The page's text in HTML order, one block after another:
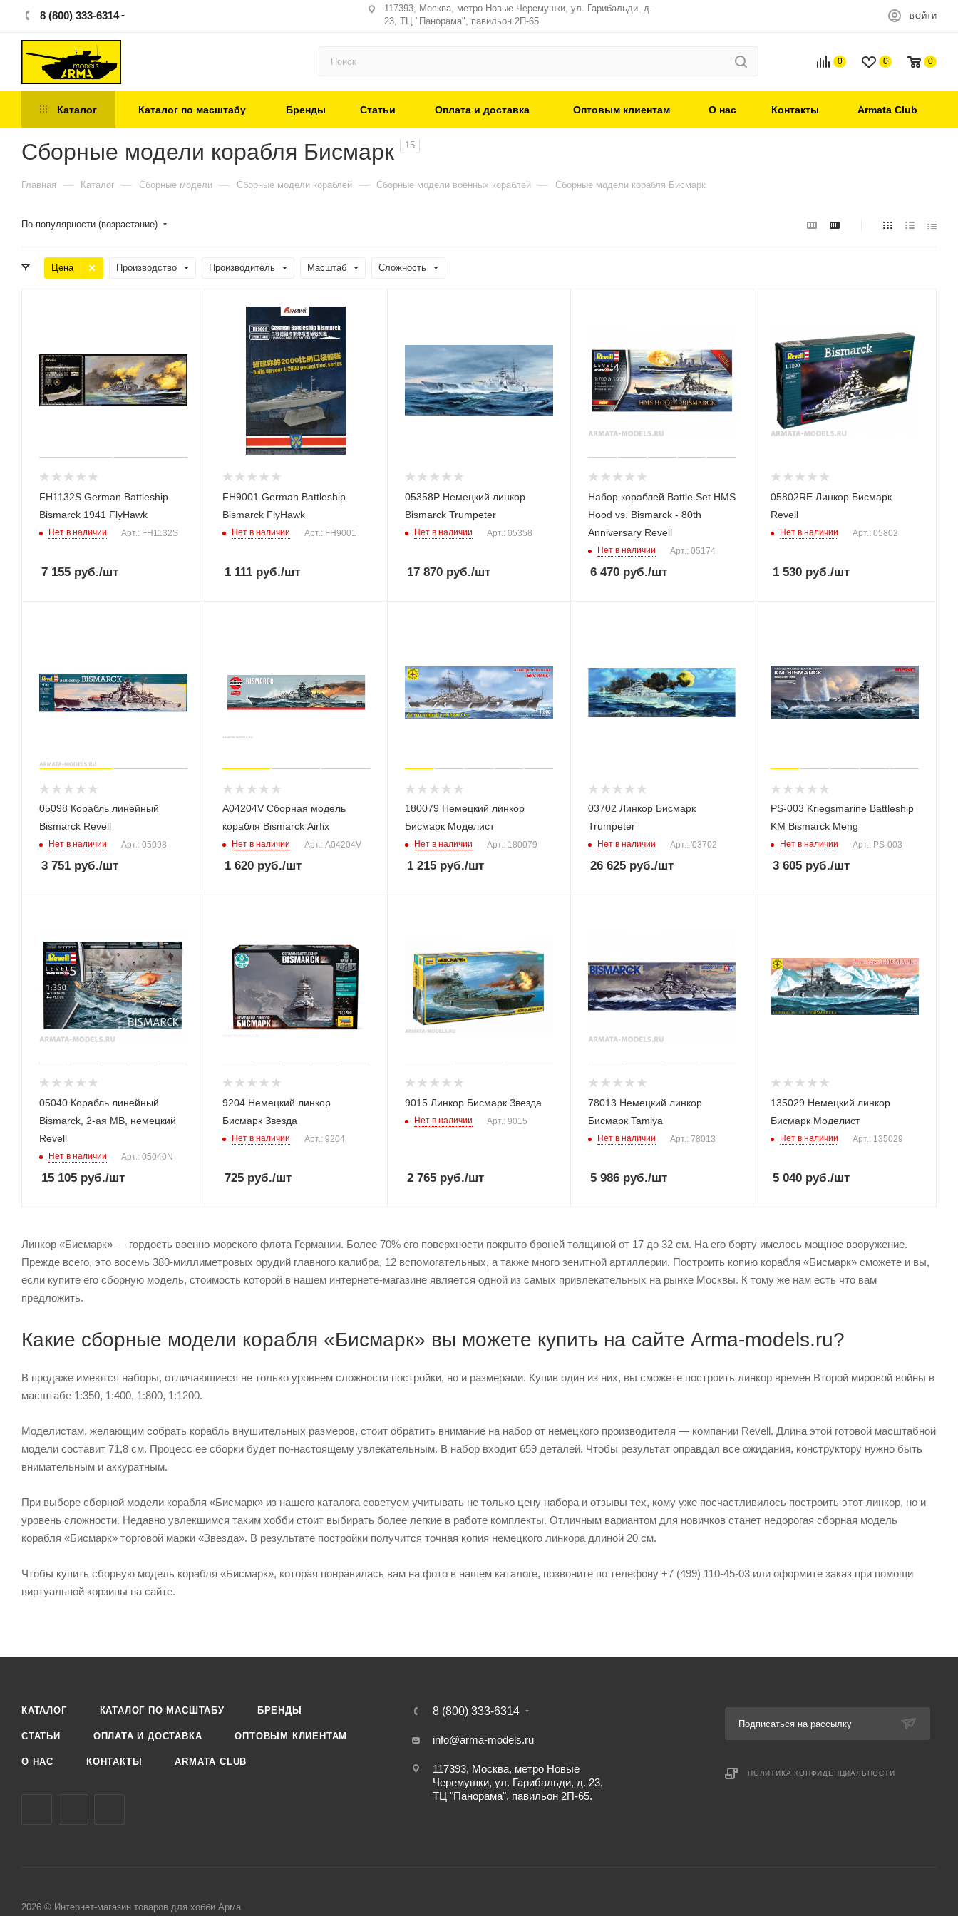
8 (800) 333-6314
117393, Москва, метро Новые Черемушки, ул. Гарибальди, д.
23, ТЦ "Панорама", павильон 2П-65.
ВОЙТИ
0 0 0
Каталог Каталог по масштабу Бренды Статьи Оплата и доставка Оптовым клиентам О нас Контакты Armata Club
Сборные модели корабля Бисмарк 15
Главная — Каталог — Сборные модели — Сборные модели кораблей — Сборные модели военных кораблей — Сборные модели корабля Бисмарк
По популярности (возрастание)
Цена Производство Производитель Масштаб Сложность
FH1132S German Battleship
Bismarck 1941 FlyHawk
Нет в наличии Арт.: FH1132S
7 155 руб./шт
FH9001 German Battleship
Bismarck FlyHawk
Нет в наличии Арт.: FH9001
1 111руб./шт
05358P Немецкий линкор
Bismarck Trumpeter
Нет в наличии Арт.: 05358
17 870 руб./шт
Набор кораблей Battle Set HMS
Hood vs. Bismarck - 80th
Anniversary Revell
Нет в наличии Арт.: 05174
6 470руб./шт
05802RE Линкор Бисмарк
Revell
Нет в наличии Арт.: 05802
1 530 руб./шт
05098 Корабль линейный
Bismarck Revell
Нет в наличии Арт.: 05098
3 751 руб./шт
A04204V Сборная модель
корабля Bismarck Airfix
Нет в наличии Арт.: A04204V
1 620руб./шт
180079 Немецкий линкор
Бисмарк Моделист
Нет в наличии Арт.: 180079
1 215 руб./шт
03702 Линкор Бисмарк
Trumpeter
Нет в наличии Арт.: '03702
26 625руб./шт
PS-003 Kriegsmarine Battleship
KM Bismarck Meng
Нет в наличии Арт.: PS-003
3 605 руб./шт
05040 Корабль линейный
Bismarck, 2-ая МВ, немецкий
Revell
Нет в наличии Арт.: 05040N
15 105 руб./шт
9204 Немецкий линкор
Бисмарк Звезда
Нет в наличии Арт.: 9204
725руб./шт
9015 Линкор Бисмарк Звезда
Нет в наличии Арт.: 9015
2 765 руб./шт
78013 Немецкий линкор
Бисмарк Tamiya
Нет в наличии Арт.: 78013
5 986руб./шт
135029 Немецкий линкор
Бисмарк Моделист
Нет в наличии Арт.: 135029
5 040 руб./шт
Линкор «Бисмарк» — гордость военно-морского флота Германии. Более 70% его поверхности покрыто броней толщиной от 17 до 32 см. На его борту имелось мощное вооружение.
Прежде всего, это восемь 380-миллиметровых орудий главного калибра, 12 вспомогательных, а также много зенитной артиллерии. Построить копию корабля «Бисмарк» сможете и вы,
если купите его сборную модель, стоимость которой в нашем интернете-магазине является одной из самых привлекательных на рынке Москвы. К тому же нам есть что вам
предложить.
Какие сборные модели корабля «Бисмарк» вы можете купить на сайте Arma-models.ru?
В продаже имеются наборы, отличающиеся не только уровнем сложности постройки, но и размерами. Купив один из них, вы сможете построить линкор времен Второй мировой войны в
масштабе 1:350, 1:400, 1:800, 1:1200.
Моделистам, желающим собрать корабль внушительных размеров, стоит обратить внимание на набор от немецкого производителя — компании Revell. Длина этой готовой масштабной
модели составит 71,8 см. Процесс ее сборки будет по-настоящему увлекательным. В набор входит 659 деталей. Чтобы результат оправдал все ожидания, конструктору нужно быть
внимательным и аккуратным.
При выборе сборной модели корабля «Бисмарк» из нашего каталога советуем учитывать не только цену набора и отзывы тех, кому уже посчастливилось построить этот линкор, но и
уровень сложности. Недавно увлекшимся таким хобби стоит выбирать более легкие в работе комплекты. Отличным вариантом для новичков станет недорогая сборная модель
корабля «Бисмарк» торговой марки «Звезда». В результате постройки получится точная копия немецкого линкора длиной 20 см.
Чтобы купить сборную модель корабля «Бисмарк», которая понравилась вам на фото в нашем каталоге, позвоните по телефону +7 (499) 110-45-03 или оформите заказ при помощи
виртуальной корзины на сайте.
КАТАЛОГ КАТАЛОГ ПО МАСШТАБУ БРЕНДЫ
СТАТЬИ ОПЛАТА И ДОСТАВКА ОПТОВЫМ КЛИЕНТАМ
О НАС КОНТАКТЫ ARMATA CLUB
8 (800) 333-6314
info@arma-models.ru
117393, Москва, метро Новые
Черемушки, ул. Гарибальди, д. 23,
ТЦ "Панорама", павильон 2П-65.
Подписаться на рассылку
ПОЛИТИКА КОНФИДЕНЦИАЛЬНОСТИ
2026 © Интернет-магазин товаров для хобби Арма